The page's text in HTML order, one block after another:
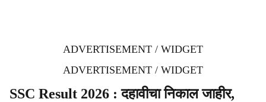
ADVERTISEMENT / WIDGET
ADVERTISEMENT / WIDGET
SSC Result 2026 : दहावीचा निकाल जाहीर,